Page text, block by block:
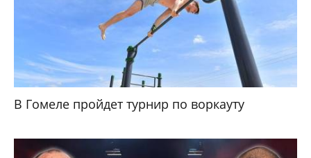
В Гомеле пройдет турнир по воркауту